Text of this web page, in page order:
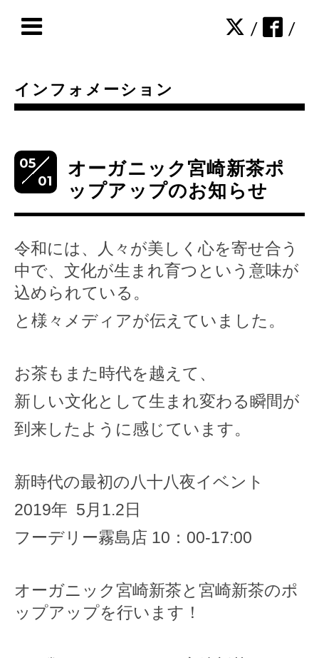
/ /
インフォメーション
05
01
オーガニック宮崎新茶ポ
ップアップのお知らせ
令和には、人々が美しく心を寄せ合う
中で、文化が生まれ育つという意味が
込められている。
と様々メディアが伝えていました。
お茶もまた時代を越えて、
新しい文化として生まれ変わる瞬間が
到来したように感じています。
新時代の最初の八十八夜イベント
2019年 5月1.2日
フーデリー霧島店 10：00-17:00
オーガニック宮崎新茶と宮崎新茶のポ
ップアップを行います！